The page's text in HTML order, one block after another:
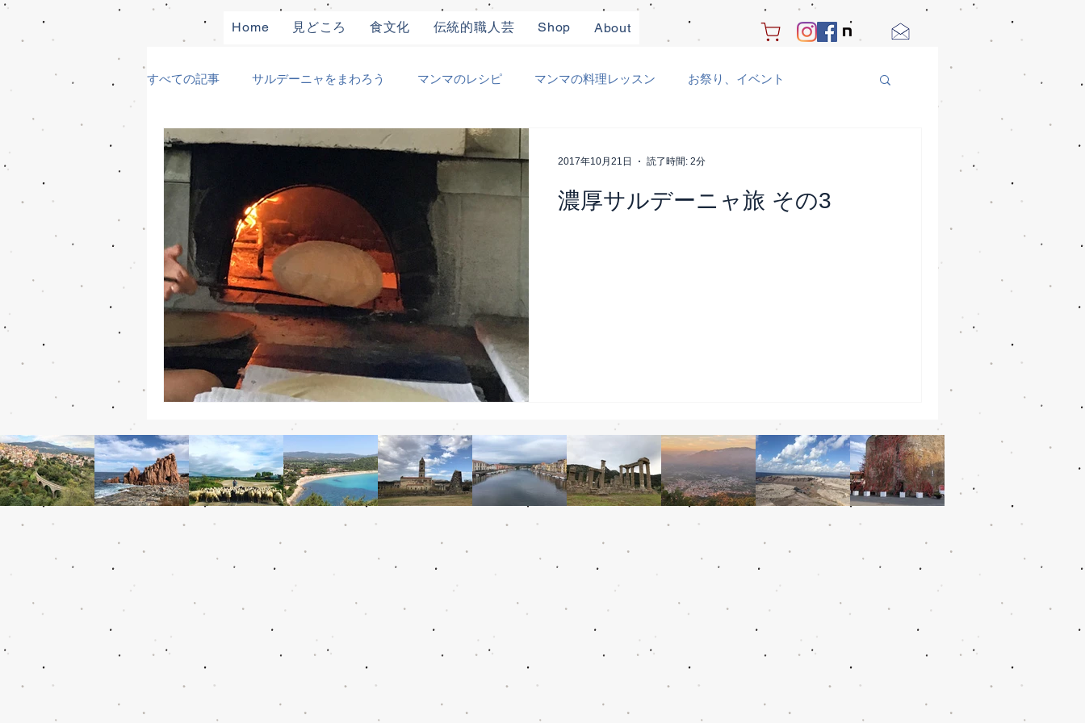
Home 見どころ 食文化 伝統的職人芸 Shop About
すべての記事 サルデーニャをまわろう マンマのレシピ マンマの料理レッスン お祭り、イベント
遺跡、博物館巡り 食材めぐり ときどき日本
濃厚サルデーニャ旅 その3
2017年10月21日 読了時間: 2分